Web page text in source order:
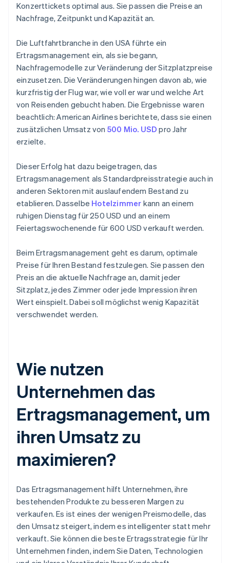
Konzerttickets optimal aus. Sie passen die Preise an
Nachfrage, Zeitpunkt und Kapazität an.
Die Luftfahrtbranche in den USA führte ein
Ertragsmanagement ein, als sie begann,
Nachfragemodelle zur Veränderung der Sitzplatzpreise
einzusetzen. Die Veränderungen hingen davon ab, wie
kurzfristig der Flug war, wie voll er war und welche Art
von Reisenden gebucht haben. Die Ergebnisse waren
beachtlich: American Airlines berichtete, dass sie einen
zusätzlichen Umsatz von 500 Mio. USD pro Jahr
erzielte.
Dieser Erfolg hat dazu beigetragen, das
Ertragsmanagement als Standardpreisstrategie auch in
anderen Sektoren mit auslaufendem Bestand zu
etablieren. Dasselbe Hotelzimmer kann an einem
ruhigen Dienstag für 250 USD und an einem
Feiertagswochenende für 600 USD verkauft werden.
Beim Ertragsmanagement geht es darum, optimale
Preise für Ihren Bestand festzulegen. Sie passen den
Preis an die aktuelle Nachfrage an, damit jeder
Sitzplatz, jedes Zimmer oder jede Impression ihren
Wert einspielt. Dabei soll möglichst wenig Kapazität
verschwendet werden.
Wie nutzen
Unternehmen das
Ertragsmanagement, um
ihren Umsatz zu
maximieren?
Das Ertragsmanagement hilft Unternehmen, ihre
bestehenden Produkte zu besseren Margen zu
verkaufen. Es ist eines der wenigen Preismodelle, das
den Umsatz steigert, indem es intelligenter statt mehr
verkauft. Sie können die beste Ertragsstrategie für Ihr
Unternehmen finden, indem Sie Daten, Technologien